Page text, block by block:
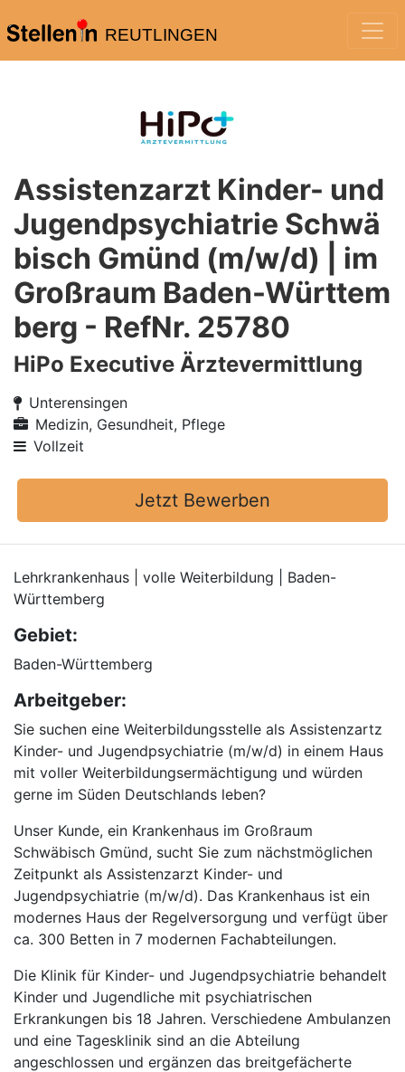
REUTLINGEN
Assistenzarzt Kinder- und
Jugendpsychiatrie Schwä
bisch Gmünd (m/w/d) | im
Großraum Baden-Württem
berg - RefNr. 25780
HiPo Executive Ärztevermittlung
Unterensingen
Medizin, Gesundheit, Pflege
Vollzeit
Jetzt Bewerben
Lehrkrankenhaus | volle Weiterbildung | Baden-
Württemberg
Gebiet:
Baden-Württemberg
Arbeitgeber:
Sie suchen eine Weiterbildungsstelle als Assistenzartz
Kinder- und Jugendpsychiatrie (m/w/d) in einem Haus
mit voller Weiterbildungsermächtigung und würden
gerne im Süden Deutschlands leben?
Unser Kunde, ein Krankenhaus im Großraum
Schwäbisch Gmünd, sucht Sie zum nächstmöglichen
Zeitpunkt als Assistenzarzt Kinder- und
Jugendpsychiatrie (m/w/d). Das Krankenhaus ist ein
modernes Haus der Regelversorgung und verfügt über
ca. 300 Betten in 7 modernen Fachabteilungen.
Die Klinik für Kinder- und Jugendpsychiatrie behandelt
Kinder und Jugendliche mit psychiatrischen
Erkrankungen bis 18 Jahren. Verschiedene Ambulanzen
und eine Tagesklinik sind an die Abteilung
angeschlossen und ergänzen das breitgefächerte